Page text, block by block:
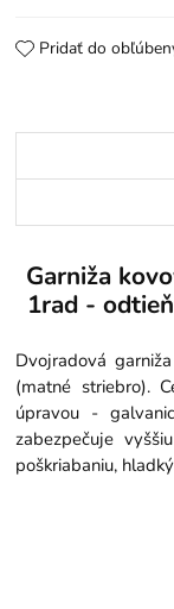
Pridať do
Garniža
1rad -
Dvojradová
(matné striebro).
úpravou -
zabezpečuje
poškriabaniu,